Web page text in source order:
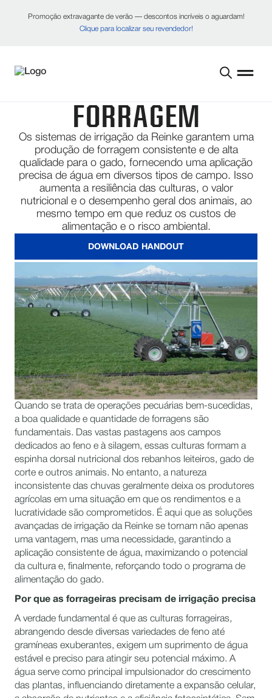
Promoção extravagante de verão — descontos incríveis o aguardam!
Clique para localizar seu revendedor!
FORRAGEM
Os sistemas de irrigação da Reinke garantem uma
produção de forragem consistente e de alta
qualidade para o gado, fornecendo uma aplicação
precisa de água em diversos tipos de campo. Isso
aumenta a resiliência das culturas, o valor
nutricional e o desempenho geral dos animais, ao
mesmo tempo em que reduz os custos de
alimentação e o risco ambiental.
DOWNLOAD HANDOUT
Quando se trata de operações pecuárias bem-sucedidas,
a boa qualidade e quantidade de forragens são
fundamentais. Das vastas pastagens aos campos
dedicados ao feno e à silagem, essas culturas formam a
espinha dorsal nutricional dos rebanhos leiteiros, gado de
corte e outros animais. No entanto, a natureza
inconsistente das chuvas geralmente deixa os produtores
agrícolas em uma situação em que os rendimentos e a
lucratividade são comprometidos. É aqui que as soluções
avançadas de irrigação da Reinke se tornam não apenas
uma vantagem, mas uma necessidade, garantindo a
aplicação consistente de água, maximizando o potencial
da cultura e, finalmente, reforçando todo o programa de
alimentação do gado.
Por que as forrageiras precisam de irrigação precisa
A verdade fundamental é que as culturas forrageiras,
abrangendo desde diversas variedades de feno até
gramíneas exuberantes, exigem um suprimento de água
estável e preciso para atingir seu potencial máximo. A
água serve como principal impulsionador do crescimento
das plantas, influenciando diretamente a expansão celular,